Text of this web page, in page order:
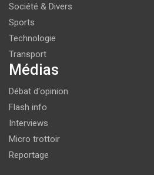
Société & Divers
Sports
Technologie
Transport
Médias
Débat d'opinion
Flash info
Interviews
Micro trottoir
Reportage